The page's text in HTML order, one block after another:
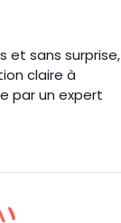
et sans surprise,
claire à
par un expert